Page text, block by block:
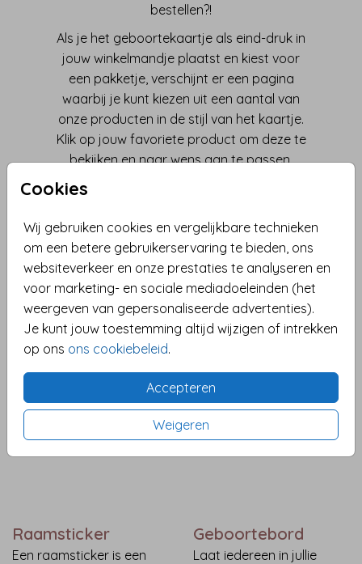
Cookies
Wij gebruiken cookies en vergelijkbare technieken
om een betere gebruikerservaring te bieden, ons
websiteverkeer en onze prestaties te analyseren en
voor marketing- en sociale mediadoeleinden (het
weergeven van gepersonaliseerde advertenties).
Je kunt jouw toestemming altijd wijzigen of intrekken
op ons ons cookiebeleid.
Accepteren
Weigeren
bestellen?!
Als je het geboortekaartje als eind-druk in
jouw winkelmandje plaatst en kiest voor
een pakketje, verschijnt er een pagina
waarbij je kunt kiezen uit een aantal van
onze producten in de stijl van het kaartje.
Klik op jouw favoriete product om deze te
bekijken en naar wens aan te passen.
Wil je één van onze andere producten of
WIJ HELPEN JE GRAAG! →
Geboortevlag
Hang de vlag maar uit als
naam van jullie kindje bij
de voordeur maak je het
Tuinbord
dat jullie kindje is geboren!
Het tuinbord is gemaakt
van stevig materiaal
Raamsticker
Een raamsticker is een
Geboortebord
Laat iedereen in jullie